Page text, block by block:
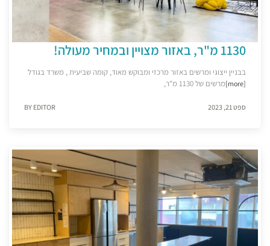
1130 מ"ר, באזור מצויין ובמחיר מעולה!
בבניין ייצוגי ומרשים באזור מרכזי ומבוקש מאוד, קומה שביעית , משרד בגודל
מרשים של 1130 מ"ר,
[more]
BY EDITOR ספט 21, 2023